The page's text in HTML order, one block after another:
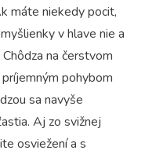
máte niekedy pocit,
v hlave nie a
na čerstvom
pohybom
sa navyše
Aj zo svižnej
osviežení a s